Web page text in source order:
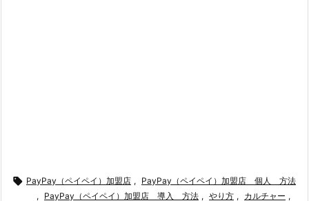
 PayPay（ペイペイ）加盟店 ,
PayPay（ペイペイ）加盟店 個人 方法
,
PayPay（ペイペイ）加盟店 導入 方法 , やり方 , カルチャー ,